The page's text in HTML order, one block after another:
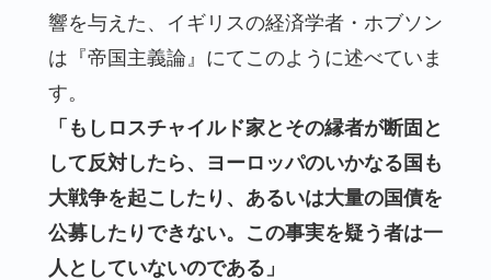
響を与えた、イギリスの経済学者・ホブソン
は『帝国主義論』にてこのように述べていま
す。
「もしロスチャイルド家とその縁者が断固と
して反対したら、ヨーロッパのいかなる国も
大戦争を起こしたり、あるいは大量の国債を
公募したりできない。この事実を疑う者は一
人としていないのである」